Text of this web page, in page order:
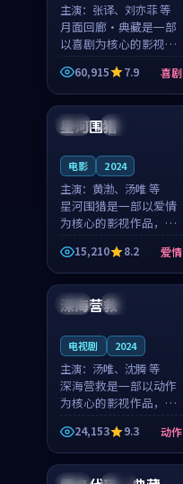
主演： 张译、刘亦菲 等
月面回廊·典藏是一部
以喜剧为核心的影视作
品，围绕危机、反转与
人物成长展开，整体节
奏紧凑，值得推荐观
60,915 7.9 喜剧
中国 高分
星河围猎
电影 2024
主演： 黄渤、汤唯 等
星河围猎是一部以爱情
为核心的影视作品，围
绕危机、反转与人物成
长展开，整体节奏紧
凑，值得推荐观看。
15,210 8.2 爱情
日本 院线
深海营救
电视剧 2024
主演： 汤唯、沈腾 等
深海营救是一部以动作
为核心的影视作品，围
绕危机、反转与人物成
长展开，整体节奏紧
凑，值得推荐观看。
24,153 9.3 动作